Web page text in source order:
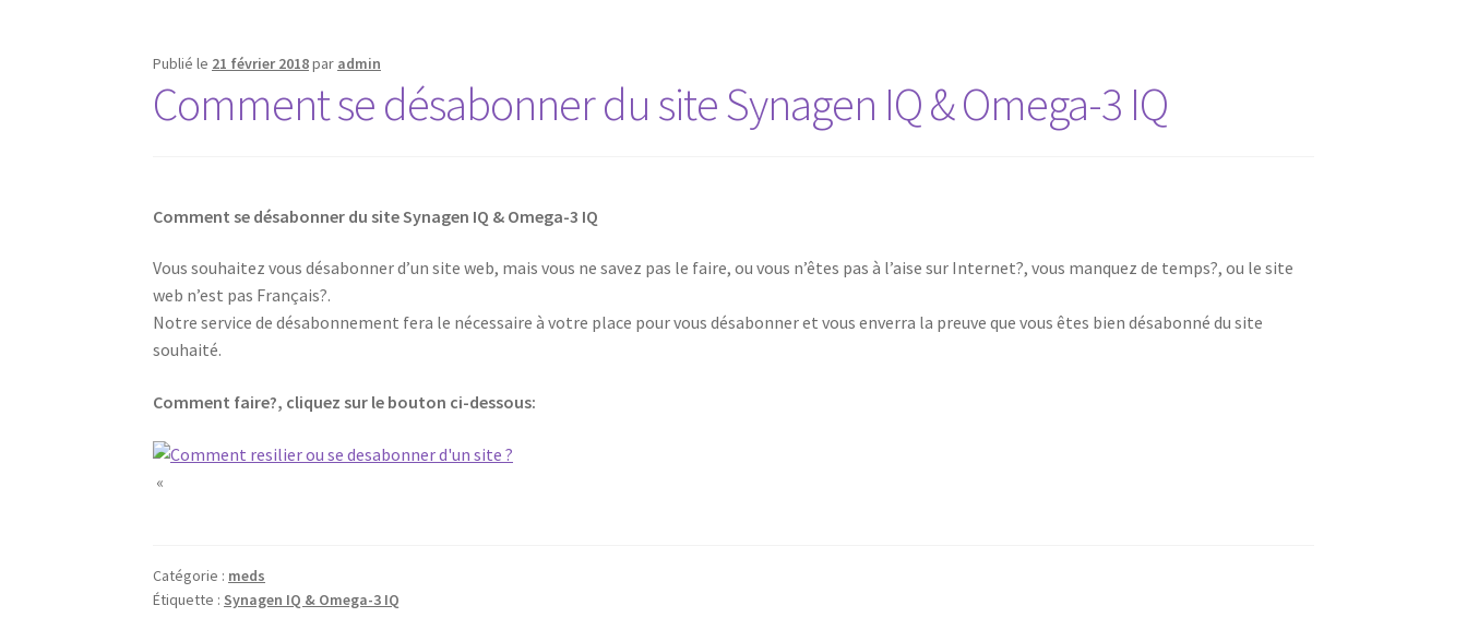
Publié le 21 février 2018par admin
Comment se désabonner du site Synagen IQ & Omega-3 IQ
Comment se désabonner du site Synagen IQ & Omega-3 IQ
Vous souhaitez vous désabonner d’un site web, mais vous ne savez pas le faire, ou vous n’êtes pas à l’aise sur Internet?, vous manquez de temps?, ou le site
web n’est pas Français?.
Notre service de désabonnement fera le nécessaire à votre place pour vous désabonner et vous enverra la preuve que vous êtes bien désabonné du site
souhaité.
Comment faire?, cliquez sur le bouton ci-dessous:
«
Catégorie : meds
Étiquette : Synagen IQ & Omega-3 IQ